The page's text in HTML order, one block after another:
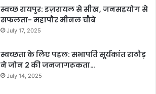
स्वच्छ रायपुर: इज़रायल से सीख, जनसहयोग से
सफलता- महापौर मीनल चौबे
July 17, 2025
स्वच्छता के लिए पहल: सभापति सूर्यकांत राठौड़
ने जोन 2 की जनजागरूकता…
July 14, 2025